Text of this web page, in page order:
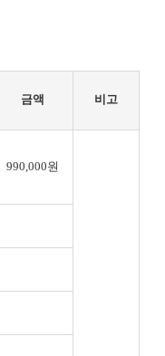
금액 비고
990,000원